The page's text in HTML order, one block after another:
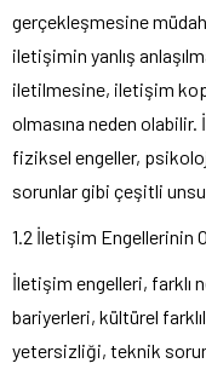
gerçekleşmesine
iletişimin yanlış
iletilmesine, iletişim
olmasına neden
fiziksel engeller,
sorunlar gibi çeşitli
1.2 İletişim Engellerinin
İletişim engelleri, farklı
bariyerleri, kültürel
yetersizliği, teknik